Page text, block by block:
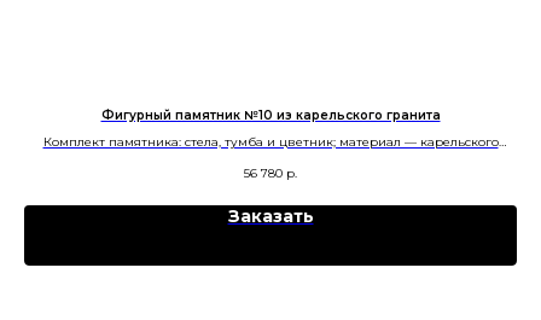
Фигурный памятник №10 из карельского гранита
Комплект памятника: стела, тумба и цветник; материал — карельского
56 780 р.
Заказать